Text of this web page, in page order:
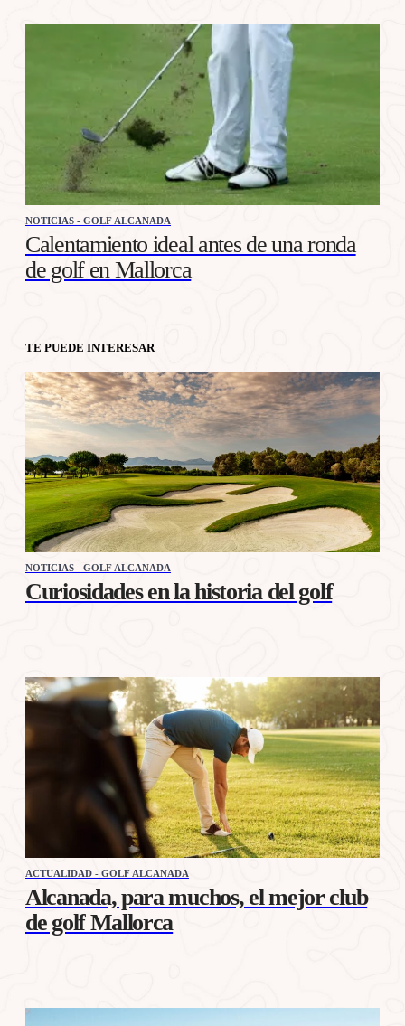
NOTICIAS - GOLF ALCANADA
Calentamiento ideal antes de una ronda
de golf en Mallorca
TE PUEDE INTERESAR
NOTICIAS - GOLF ALCANADA
Curiosidades en la historia del golf
ACTUALIDAD - GOLF ALCANADA
Alcanada, para muchos, el mejor club
de golf Mallorca